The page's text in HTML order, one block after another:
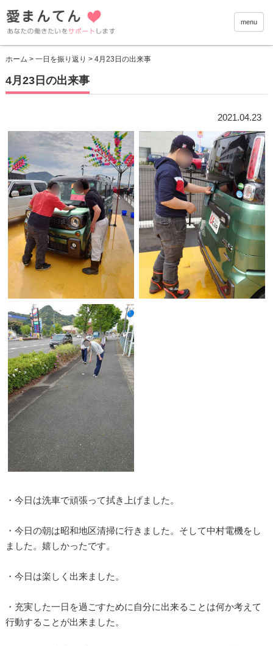
愛まん
menu
ホーム > 一日を振り返り > 4月23日の出来事
4月23日の出来事
2021.04.23
・今日は洗車で頑張って拭き上げました。
・今日の朝は昭和地区清掃に行きました。そして中村電機をし
ました。嬉しかったです。
・今日は楽しく出来ました。
・充実した一日を過ごすために自分に出来ることは何か考えて
行動することが出来ました。